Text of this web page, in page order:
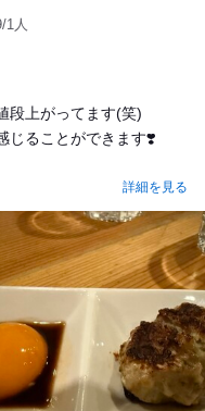
1人
段上がってます(笑)
じることができます❣️
詳細を見る